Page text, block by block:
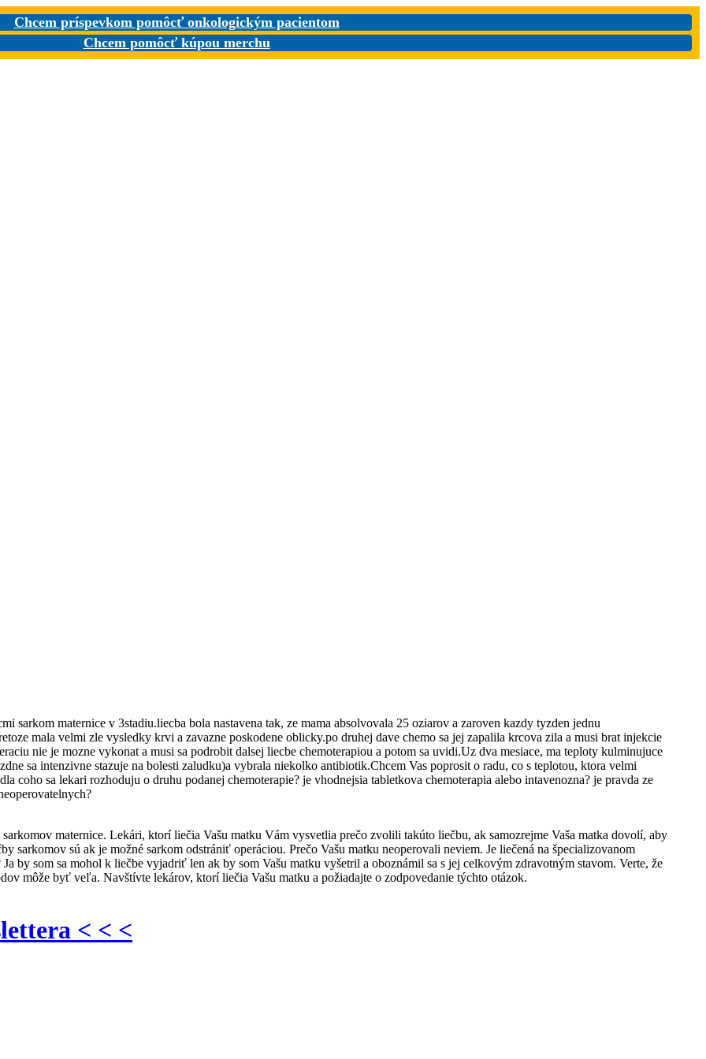
Chcem príspevkom pomôcť onkologickým pacientom
Chcem pomôcť kúpou merchu
sarkom maternice v 3stadiu.liecba bola nastavena tak, ze mama absolvovala 25 oziarov a zaroven kazdy tyzden jednu
mala velmi zle vysledky krvi a zavazne poskodene oblicky.po druhej dave chemo sa jej zapalila krcova zila a musi brat injekcie
nie je mozne vykonat a musi sa podrobit dalsej liecbe chemoterapiou a potom sa uvidi.Uz dva mesiace, ma teploty kulminujuce
sa intenzivne stazuje na bolesti zaludku)a vybrala niekolko antibiotik.Chcem Vas poprosit o radu, co s teplotou, ktora velmi
coho sa lekari rozhoduju o druhu podanej chemoterapie? je vhodnejsia tabletkova chemoterapia alebo intavenozna? je pravda ze
maternice. Lekári, ktorí liečia Vašu matku Vám vysvetlia prečo zvolili takúto liečbu, ak samozrejme Vaša matka dovolí, aby
sarkomov sú ak je možné sarkom odstrániť operáciou. Prečo Vašu matku neoperovali neviem. Je liečená na špecializovanom
by som sa mohol k liečbe vyjadriť len ak by som Vašu matku vyšetril a oboznámil sa s jej celkovým zdravotným stavom. Verte, že
môže byť veľa. Navštívte lekárov, ktorí liečia Vašu matku a požiadajte o zodpovedanie týchto otázok.
< < <